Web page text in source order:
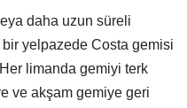
daha uzun süreli
bir yelpazede Costa gemisi
limanda gemiyi terk
ve akşam gemiye geri